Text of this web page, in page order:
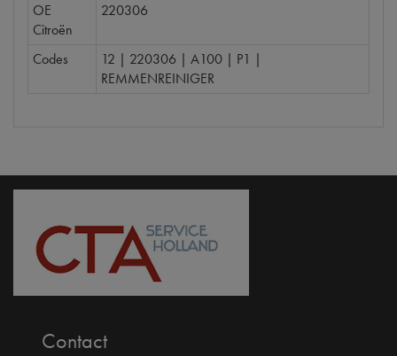
OE
Citroën
220306
Codes
12 | 220306 | A100 | P1 |
REMMENREINIGER
Contact